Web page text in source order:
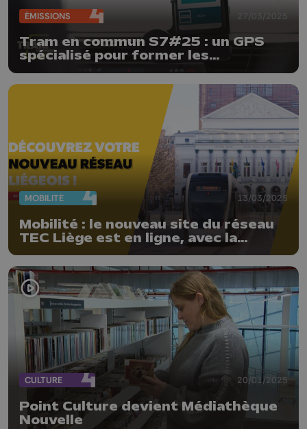
ÉMISSIONS 27/03/2025
Tram en commun S7#25 : un GPS
spécialisé pour former les
chauffeurs de bus
MOBILITÉ 13/03/2025
Mobilité : le nouveau site du réseau
TEC Liège est en ligne, avec la
refonte du réseau
CULTURE 20/01/2025
Point Culture devient Médiathèque
Nouvelle